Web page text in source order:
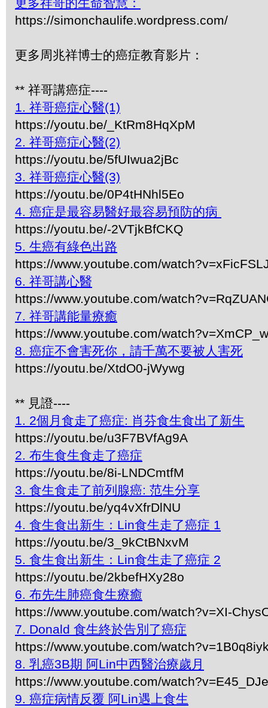
https://simonchaulife.wordpress.com/
更多周兆祥博士的癌症教育影片：
** 祥哥講癌症----
1. 祥哥癌症心醫(1)
https://youtu.be/_KtRm8HqXpM
2. 祥哥癌症心醫(2)
https://youtu.be/5fUIwua2jBc
3. 祥哥癌症心醫(3)
https://youtu.be/0P4tHNhl5Eo
4. 癌症是最容易醫好最容易預防的病
https://youtu.be/-2VTjkBfCKQ
5. 生癌有綠色出路
https://www.youtube.com/
6. 祥哥講心醫
https://www.youtube.com/
7. 祥哥講能量療癒
https://www.youtube.com/
8. 癌症不會害死你，請千萬不要被人害死
https://youtu.be/XtdO0-jWywg
** 見證----
1. 2個月食走了癌症: 肖芬食生食出了新生
https://youtu.be/u3F7BVfAg9A
2. 布生食生食走了癌症
https://youtu.be/8i-LNDCmtfM
3. 食生食走了前列腺癌: 范生分享
https://youtu.be/yq4vXfrDlNU
4. 食生食出新生：Lin食生走了癌症 1
https://youtu.be/3_9kCtBNxvM
5. 食生食出新生：Lin食生走了癌症 2
https://youtu.be/2kbefHXy28o
6. 布先生肺癌食生療癒
https://www.youtube.com/watch?v=XI-
7. Donald 食生終於告別了癌症
https://www.youtube.com/
8. 乳癌3B期 阿Lin中西醫治療歲月
https://www.youtube.com/
9. 癌症病情反覆 阿Lin遇上食生